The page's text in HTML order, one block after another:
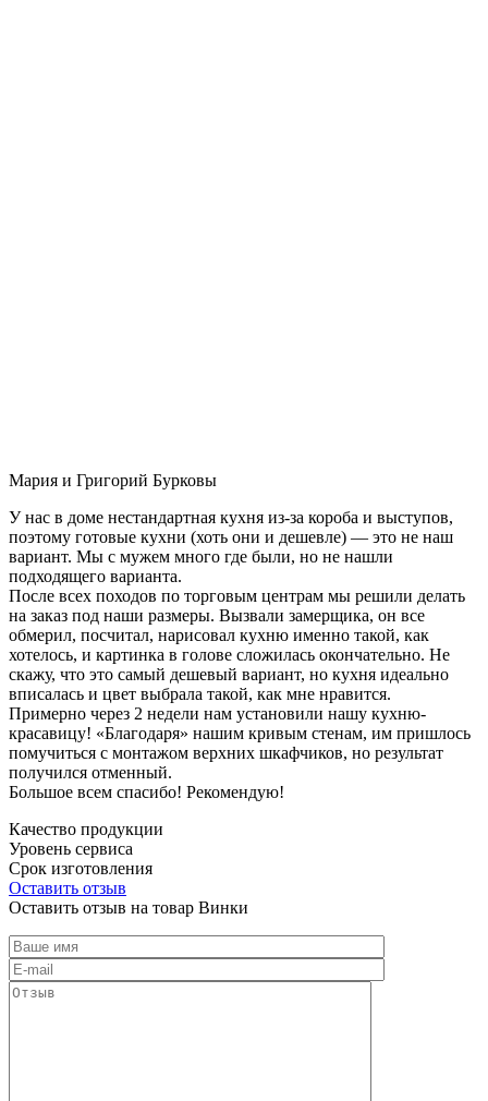
Мария и Григорий Бурковы
У нас в доме нестандартная кухня из-за короба и выступов,
поэтому готовые кухни (хоть они и дешевле) — это не наш
вариант. Мы с мужем много где были, но не нашли
подходящего варианта.
После всех походов по торговым центрам мы решили делать
на заказ под наши размеры. Вызвали замерщика, он все
обмерил, посчитал, нарисовал кухню именно такой, как
хотелось, и картинка в голове сложилась окончательно. Не
скажу, что это самый дешевый вариант, но кухня идеально
вписалась и цвет выбрала такой, как мне нравится.
Примерно через 2 недели нам установили нашу кухню-
красавицу! «Благодаря» нашим кривым стенам, им пришлось
помучиться с монтажом верхних шкафчиков, но результат
получился отменный.
Большое всем спасибо! Рекомендую!
Качество продукции
Уровень сервиса
Срок изготовления
Оставить отзыв
Оставить отзыв на товар Винки